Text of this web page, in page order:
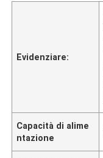
Evidenziare:
Capacità di alime
ntazione